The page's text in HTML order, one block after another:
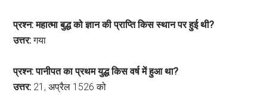
प्रश्न: महात्मा बुद्ध को ज्ञान की प्राप्ति किस स्थान पर हुई थी?
उत्तर:गया
प्रश्न: पानीपत का प्रथम युद्ध किस वर्ष में हुआ था?
उत्तर: 21, अप्रैल 1526 को